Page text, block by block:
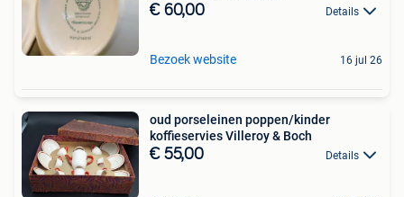
€ 60,00 Details
Bezoek website 16 jul 26
oud porseleinen poppen/kinder
koffieservies Villeroy & Boch
€ 55,00 Details